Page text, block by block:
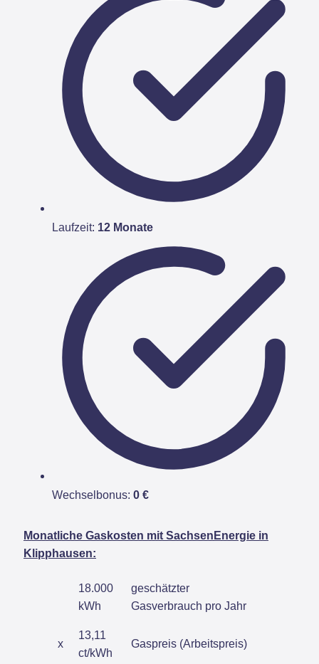
Laufzeit: 12 Monate
Wechselbonus: 0 €
Monatliche Gaskosten mit SachsenEnergie in
Klipphausen:
18.000
kWh
geschätzter
Gasverbrauch pro Jahr
x
13,11
ct/kWh
Gaspreis (Arbeitspreis)